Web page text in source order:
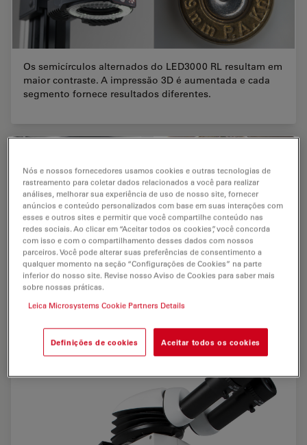
Os semicírculos alternados do LED3000 RL resultam em
maior contraste. A impressão 3D é aumentada e cada
segmento fornece resultados diferentes.
Os quartos de círculo comutáveis do LED3000 RL
resultam em maior contraste. A impressão 3D é
aumentada e cada segmento fornece resultados
Nós e nossos fornecedores usamos cookies e outras tecnologias de
rastreamento para coletar dados relacionados a você para realizar
análises, melhorar sua experiência de uso de nosso site, fornecer
anúncios e conteúdo personalizados com base em suas interações com
esses e outros sites e permitir que você compartilhe conteúdo nas
redes sociais. Ao clicar em “Aceitar todos os cookies”, você concorda
com isso e com o compartilhamento desses dados com nossos
parceiros. Você pode alterar suas preferências de consentimento a
qualquer momento na seção “Configurações de Cookies” na parte
inferior do nosso site. Revise nosso Aviso de Cookies para saber mais
sobre nossas práticas.
Leica Microsystems Cookie Partners Details
Definições de cookies Aceitar todos os cookies